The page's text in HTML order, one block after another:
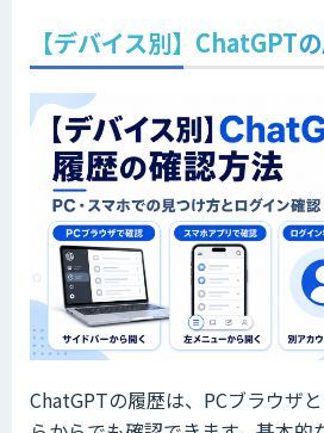
【デバイス別】ChatGPT
ChatGPTの履歴は、PCブラウザ